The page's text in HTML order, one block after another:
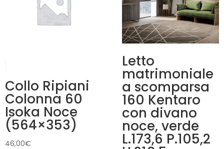
Collo Ripiani
Colonna 60
Isoka Noce
(564×353)
46,00€
Letto
matrimoniale
a scomparsa
160 Kentaro
con divano
noce, verde
L.173,6 P.105,2